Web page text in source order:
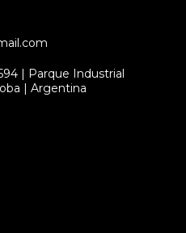
| Parque Industrial
| Argentina